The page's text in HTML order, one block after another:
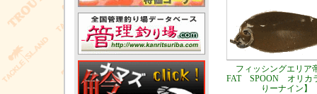
フィッシングエリ
FAT SPOON オリカ
りーナイン】